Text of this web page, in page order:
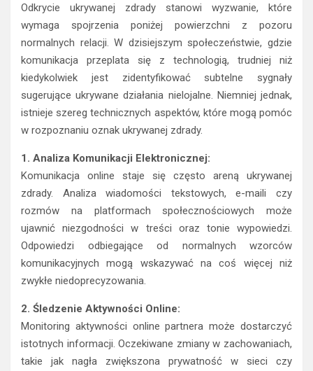
Odkrycie ukrywanej zdrady stanowi wyzwanie, które
wymaga spojrzenia poniżej powierzchni z pozoru
normalnych relacji. W dzisiejszym społeczeństwie, gdzie
komunikacja przeplata się z technologią, trudniej niż
kiedykolwiek jest zidentyfikować subtelne sygnały
sugerujące ukrywane działania nielojalne. Niemniej jednak,
istnieje szereg technicznych aspektów, które mogą pomóc
w rozpoznaniu oznak ukrywanej zdrady.
1. Analiza Komunikacji Elektronicznej:
Komunikacja online staje się często areną ukrywanej
zdrady. Analiza wiadomości tekstowych, e-maili czy
rozmów na platformach społecznościowych może
ujawnić niezgodności w treści oraz tonie wypowiedzi.
Odpowiedzi odbiegające od normalnych wzorców
komunikacyjnych mogą wskazywać na coś więcej niż
zwykłe niedoprecyzowania.
2. Śledzenie Aktywności Online:
Monitoring aktywności online partnera może dostarczyć
istotnych informacji. Oczekiwane zmiany w zachowaniach,
takie jak nagła zwiększona prywatność w sieci czy